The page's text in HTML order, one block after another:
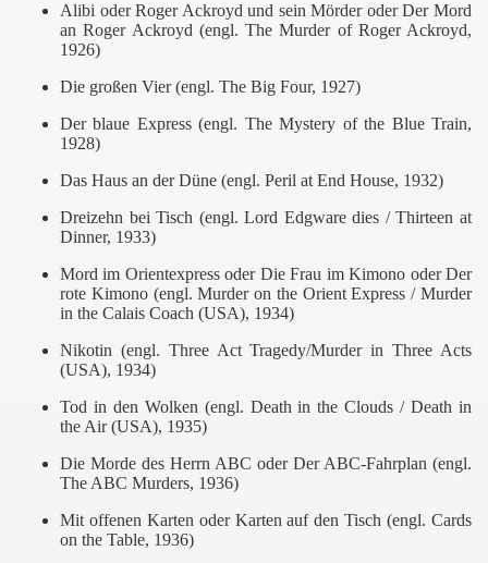
Alibi oder Roger Ackroyd und sein Mörder oder Der Mord
an Roger Ackroyd (engl. The Murder of Roger Ackroyd,
1926)
Die großen Vier (engl. The Big Four, 1927)
Der blaue Express (engl. The Mystery of the Blue Train,
1928)
Das Haus an der Düne (engl. Peril at End House, 1932)
Dreizehn bei Tisch (engl. Lord Edgware dies / Thirteen at
Dinner, 1933)
Mord im Orientexpress oder Die Frau im Kimono oder Der
rote Kimono (engl. Murder on the Orient Express / Murder
in the Calais Coach (USA), 1934)
Nikotin (engl. Three Act Tragedy/Murder in Three Acts
(USA), 1934)
Tod in den Wolken (engl. Death in the Clouds / Death in
the Air (USA), 1935)
Die Morde des Herrn ABC oder Der ABC-Fahrplan (engl.
The ABC Murders, 1936)
Mit offenen Karten oder Karten auf den Tisch (engl. Cards
on the Table, 1936)